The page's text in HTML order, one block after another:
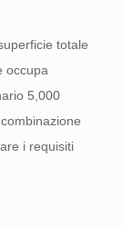
totale
occupa
5,000
i requisiti